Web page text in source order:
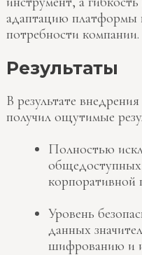
адаптацию платформы
потребности компании.
Результаты
В результате внедрения
получил ощутимые
Полностью
корпоративной
Уровень
данных
шифрованию и